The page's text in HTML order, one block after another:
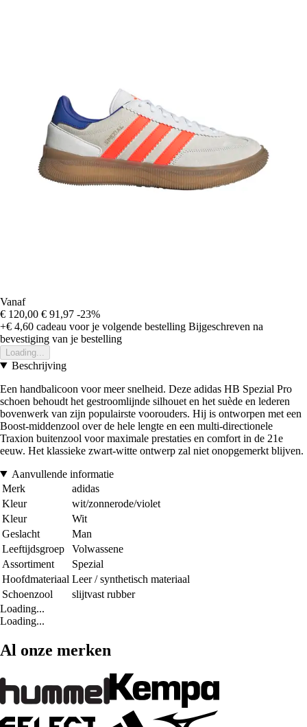
Vanaf
€ 120,00 € 91,97 -23%
+€ 4,60 cadeau voor je volgende bestelling Bijgeschreven na
bevestiging van je bestelling
Loading...
Beschrijving
Een handbalicoon voor meer snelheid. Deze adidas HB Spezial Pro
schoen behoudt het gestroomlijnde silhouet en het suède en lederen
bovenwerk van zijn populairste voorouders. Hij is ontworpen met een
Boost-middenzool over de hele lengte en een multi-directionele
Traxion buitenzool voor maximale prestaties en comfort in de 21e
eeuw. Het klassieke zwart-witte ontwerp zal niet onopgemerkt blijven.
Aanvullende informatie
Merk
adidas
Kleur
wit/zonnerode/violet
Kleur
Wit
Geslacht
Man
Leeftijdsgroep
Volwassene
Assortiment
Spezial
Hoofdmateriaal Leer / synthetisch materiaal
Schoenzool
slijtvast rubber
Loading...
Loading...
Al onze merken